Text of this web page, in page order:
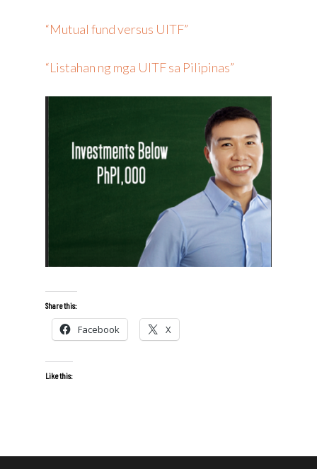
“Mutual fund versus UITF”
“Listahan ng mga UITF sa Pilipinas”
Share this:
Facebook X
Like this: